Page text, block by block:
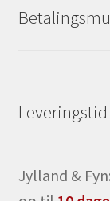
Leveringstid
Jylland & Fyn: